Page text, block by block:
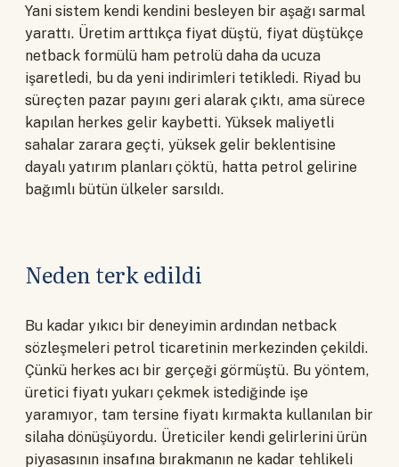
Yani sistem kendi kendini besleyen bir aşağı sarmal
yarattı. Üretim arttıkça fiyat düştü, fiyat düştükçe
netback formülü ham petrolü daha da ucuza
işaretledi, bu da yeni indirimleri tetikledi. Riyad bu
süreçten pazar payını geri alarak çıktı, ama sürece
kapılan herkes gelir kaybetti. Yüksek maliyetli
sahalar zarara geçti, yüksek gelir beklentisine
dayalı yatırım planları çöktü, hatta petrol gelirine
bağımlı bütün ülkeler sarsıldı.
Neden terk edildi
Bu kadar yıkıcı bir deneyimin ardından netback
sözleşmeleri petrol ticaretinin merkezinden çekildi.
Çünkü herkes acı bir gerçeği görmüştü. Bu yöntem,
üretici fiyatı yukarı çekmek istediğinde işe
yaramıyor, tam tersine fiyatı kırmakta kullanılan bir
silaha dönüşüyordu. Üreticiler kendi gelirlerini ürün
piyasasının insafına bırakmanın ne kadar tehlikeli